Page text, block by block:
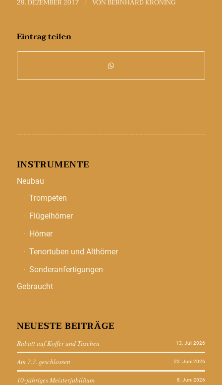
29. DEZEMBER 2017 / VONBERNHARD KRONING
Eintrag teilen
INSTRUMENTE
Neubau
Trompeten
Flügelhörner
Hörner
Tenortuben und Althörner
Sonderanfertigungen
Gebraucht
NEUESTE BEITRÄGE
Rabatt auf Koffer und Taschen 13. Juli 2026
Am 7.7. geschlossen 22. Juni 2026
10-jähriges Meisterjubiläum 8. Juni 2026